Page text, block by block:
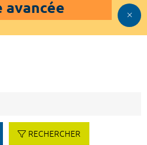
avancée
RECHERCHER